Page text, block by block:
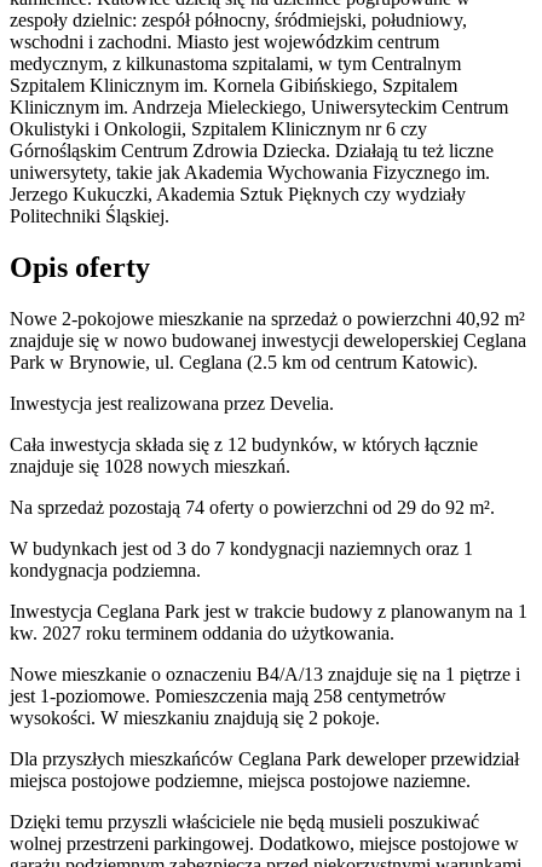
zespoły dzielnic: zespół północny, śródmiejski, południowy,
wschodni i zachodni. Miasto jest wojewódzkim centrum
medycznym, z kilkunastoma szpitalami, w tym Centralnym
Szpitalem Klinicznym im. Kornela Gibińskiego, Szpitalem
Klinicznym im. Andrzeja Mieleckiego, Uniwersyteckim Centrum
Okulistyki i Onkologii, Szpitalem Klinicznym nr 6 czy
Górnośląskim Centrum Zdrowia Dziecka. Działają tu też liczne
uniwersytety, takie jak Akademia Wychowania Fizycznego im.
Jerzego Kukuczki, Akademia Sztuk Pięknych czy wydziały
Politechniki Śląskiej.
Opis oferty
Nowe 2-pokojowe mieszkanie na sprzedaż o powierzchni 40,92 m²
znajduje się w nowo budowanej inwestycji deweloperskiej Ceglana
Park w Brynowie, ul. Ceglana (2.5 km od centrum Katowic).
Inwestycja jest realizowana przez Develia.
Cała inwestycja składa się z 12 budynków, w których łącznie
znajduje się 1028 nowych mieszkań.
Na sprzedaż pozostają 74 oferty o powierzchni od 29 do 92 m².
W budynkach jest od 3 do 7 kondygnacji naziemnych oraz 1
kondygnacja podziemna.
Inwestycja Ceglana Park jest w trakcie budowy z planowanym na 1
kw. 2027 roku terminem oddania do użytkowania.
Nowe mieszkanie o oznaczeniu B4/A/13 znajduje się na 1 piętrze i
jest 1-poziomowe. Pomieszczenia mają 258 centymetrów
wysokości. W mieszkaniu znajdują się 2 pokoje.
Dla przyszłych mieszkańców Ceglana Park deweloper przewidział
miejsca postojowe podziemne, miejsca postojowe naziemne.
Dzięki temu przyszli właściciele nie będą musieli poszukiwać
wolnej przestrzeni parkingowej. Dodatkowo, miejsce postojowe w